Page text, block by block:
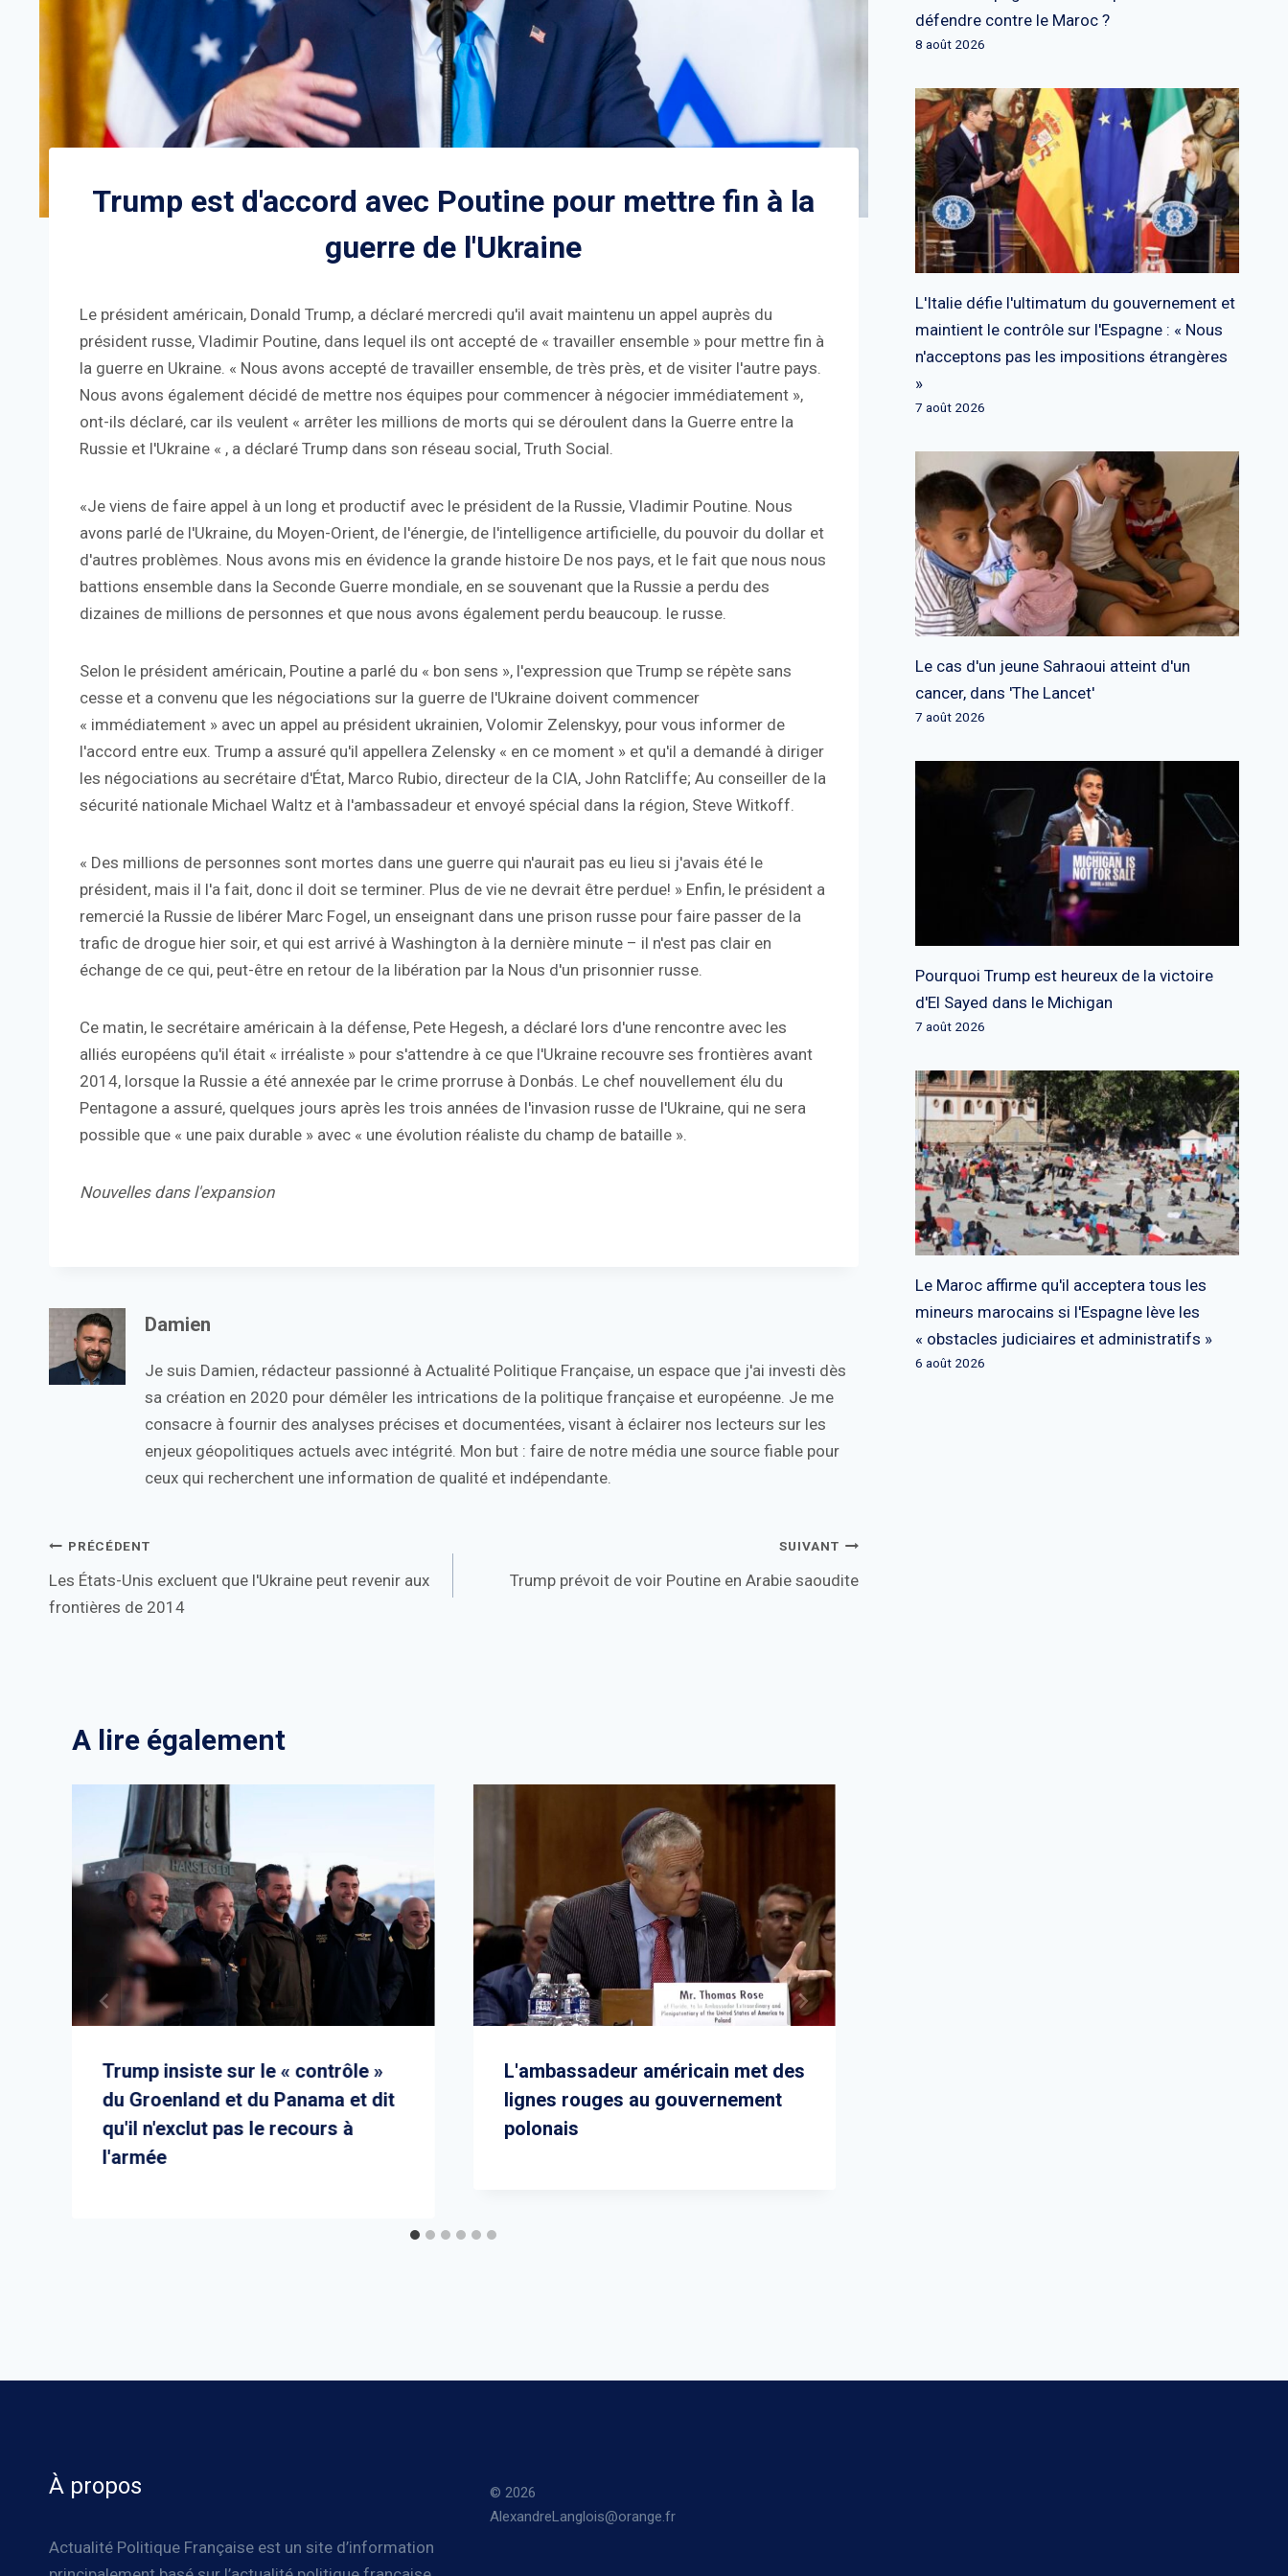
Trump est d'accord avec Poutine pour mettre fin à la
guerre de l'Ukraine
Le président américain, Donald Trump, a déclaré mercredi qu'il avait maintenu un appel auprès du
président russe, Vladimir Poutine, dans lequel ils ont accepté de « travailler ensemble » pour mettre fin à
la guerre en Ukraine. « Nous avons accepté de travailler ensemble, de très près, et de visiter l'autre pays.
Nous avons également décidé de mettre nos équipes pour commencer à négocier immédiatement »,
ont-ils déclaré, car ils veulent « arrêter les millions de morts qui se déroulent dans la Guerre entre la
Russie et l'Ukraine « , a déclaré Trump dans son réseau social, Truth Social.
«Je viens de faire appel à un long et productif avec le président de la Russie, Vladimir Poutine. Nous
avons parlé de l'Ukraine, du Moyen-Orient, de l'énergie, de l'intelligence artificielle, du pouvoir du dollar et
d'autres problèmes. Nous avons mis en évidence la grande histoire De nos pays, et le fait que nous nous
battions ensemble dans la Seconde Guerre mondiale, en se souvenant que la Russie a perdu des
dizaines de millions de personnes et que nous avons également perdu beaucoup. le russe.
Selon le président américain, Poutine a parlé du « bon sens », l'expression que Trump se répète sans
cesse et a convenu que les négociations sur la guerre de l'Ukraine doivent commencer
« immédiatement » avec un appel au président ukrainien, Volomir Zelenskyy, pour vous informer de
l'accord entre eux. Trump a assuré qu'il appellera Zelensky « en ce moment » et qu'il a demandé à diriger
les négociations au secrétaire d'État, Marco Rubio, directeur de la CIA, John Ratcliffe; Au conseiller de la
sécurité nationale Michael Waltz et à l'ambassadeur et envoyé spécial dans la région, Steve Witkoff.
« Des millions de personnes sont mortes dans une guerre qui n'aurait pas eu lieu si j'avais été le
président, mais il l'a fait, donc il doit se terminer. Plus de vie ne devrait être perdue! » Enfin, le président a
remercié la Russie de libérer Marc Fogel, un enseignant dans une prison russe pour faire passer de la
trafic de drogue hier soir, et qui est arrivé à Washington à la dernière minute – il n'est pas clair en
échange de ce qui, peut-être en retour de la libération par la Nous d'un prisonnier russe.
Ce matin, le secrétaire américain à la défense, Pete Hegesh, a déclaré lors d'une rencontre avec les
alliés européens qu'il était « irréaliste » pour s'attendre à ce que l'Ukraine recouvre ses frontières avant
2014, lorsque la Russie a été annexée par le crime prorruse à Donbás. Le chef nouvellement élu du
Pentagone a assuré, quelques jours après les trois années de l'invasion russe de l'Ukraine, qui ne sera
possible que « une paix durable » avec « une évolution réaliste du champ de bataille ».
Nouvelles dans l'expansion
Damien
Je suis Damien, rédacteur passionné à Actualité Politique Française, un espace que j'ai investi dès
sa création en 2020 pour démêler les intrications de la politique française et européenne. Je me
consacre à fournir des analyses précises et documentées, visant à éclairer nos lecteurs sur les
enjeux géopolitiques actuels avec intégrité. Mon but : faire de notre média une source fiable pour
ceux qui recherchent une information de qualité et indépendante.
Navigation
de
PRÉCÉDENT
Les États-Unis excluent que l'Ukraine peut revenir aux
frontières de 2014
SUIVANT
Trump prévoit de voir Poutine en Arabie saoudite
A lire également
Trump insiste sur le « contrôle »
du Groenland et du Panama et dit
qu'il n'exclut pas le recours à
l'armée
L'ambassadeur américain met des
lignes rouges au gouvernement
polonais
défendre contre le Maroc ?
8 août 2026
L'Italie défie l'ultimatum du gouvernement et
maintient le contrôle sur l'Espagne : « Nous
n'acceptons pas les impositions étrangères
»
7 août 2026
Le cas d'un jeune Sahraoui atteint d'un
cancer, dans 'The Lancet'
7 août 2026
Pourquoi Trump est heureux de la victoire
d'El Sayed dans le Michigan
7 août 2026
Le Maroc affirme qu'il acceptera tous les
mineurs marocains si l'Espagne lève les
« obstacles judiciaires et administratifs »
6 août 2026
À propos
Actualité Politique Française est un site d’information
© 2026
AlexandreLanglois@orange.fr